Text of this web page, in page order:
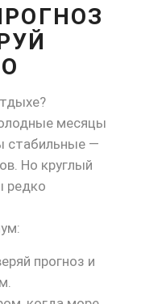
месяцы
стабильные —
Но круглый
редко
прогноз и